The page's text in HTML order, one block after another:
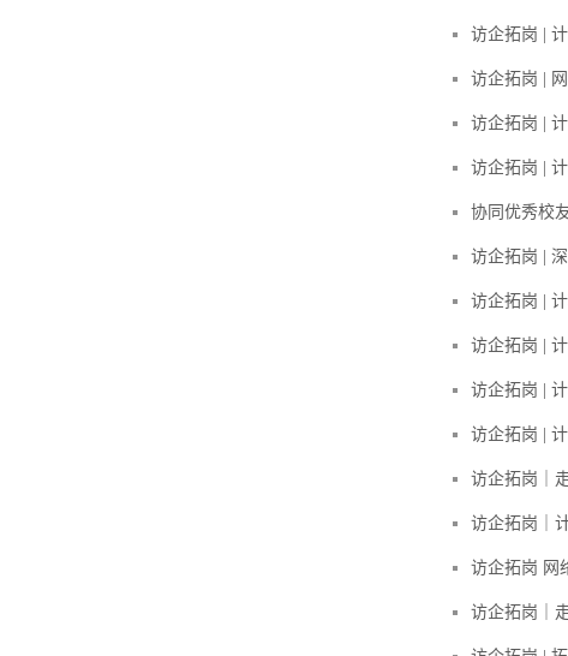
访企拓岗 |
访企拓岗 |
访企拓岗 |
访企拓岗 |
协同优秀校
访企拓岗 |
访企拓岗 |
访企拓岗 |
访企拓岗 |
访企拓岗 |
访企拓岗｜
访企拓岗｜
访企拓岗 网
访企拓岗｜